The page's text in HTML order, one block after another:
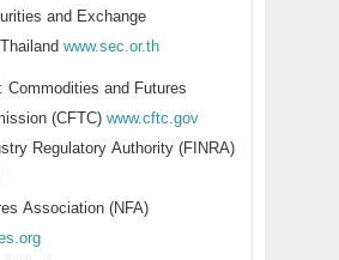
and Exchange
www.sec.or.th
Commodities and Futures
(CFTC)www.cftc.gov
Regulatory Authority (FINRA)
Association (NFA)